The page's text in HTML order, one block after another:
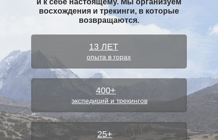
СТРАНИЦА МАРШРУТА
и к себе настоящему. Мы организуем
восхождения и трекинги, в которые
возвращаются.
13 ЛЕТ
опыта в горах
400+
экспедиций и трекингов
25+